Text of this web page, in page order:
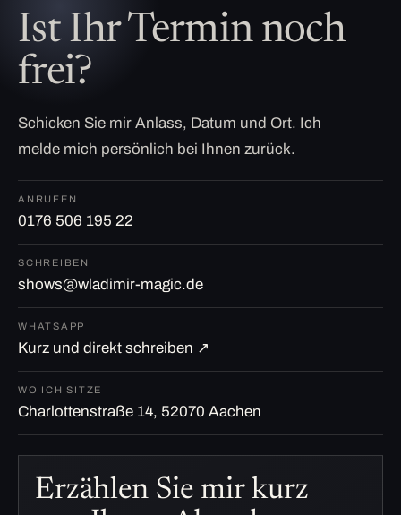
Ist Ihr Termin noch
frei?
Schicken Sie mir Anlass, Datum und Ort. Ich
melde mich persönlich bei Ihnen zurück.
ANRUFEN
0176 506 195 22
SCHREIBEN
shows@wladimir-magic.de
WHATSAPP
Kurz und direkt schreiben ↗
WO ICH SITZE
Charlottenstraße 14, 52070 Aachen
Erzählen Sie mir kurz